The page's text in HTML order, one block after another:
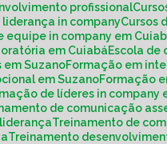
profissional
liderança in company
equipe in company em
oratória em Cuiabá Escola
em Suzano Formação em
em Suzano Formação
de líderes in company
de comunicação
Treinamento de
Treinamento